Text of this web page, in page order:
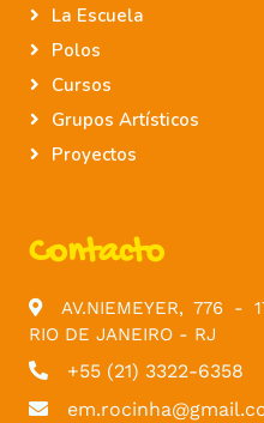
La Escuela
Polos
Cursos
Grupos Artísticos
Proyectos
Contacto
AV.NIEMEYER, 776 -
RIO DE JANEIRO - RJ
+55 (21) 3322-6358